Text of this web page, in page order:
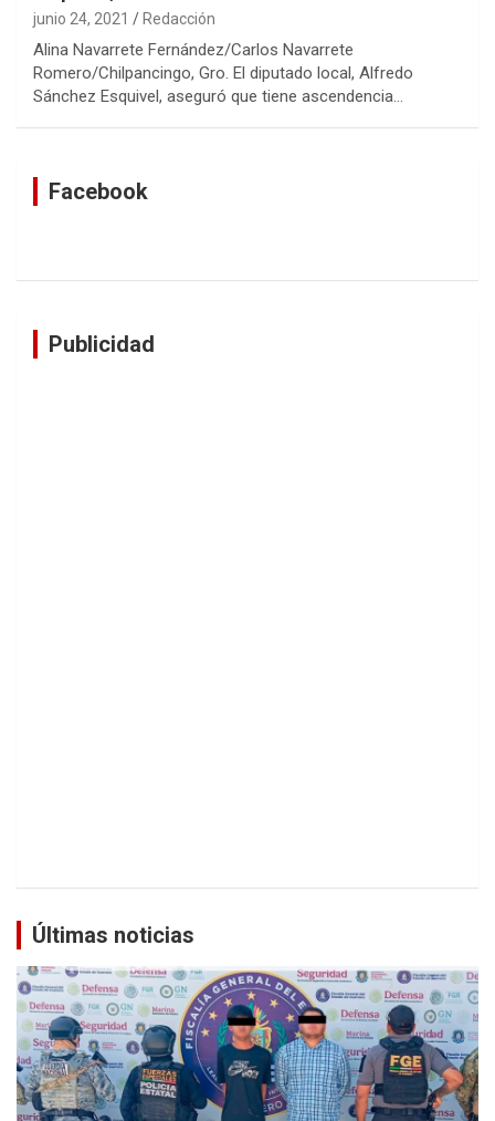
junio 24, 2021 Redacción
Alina Navarrete Fernández/Carlos Navarrete
Romero/Chilpancingo, Gro. El diputado local, Alfredo
Sánchez Esquivel, aseguró que tiene ascendencia…
Facebook
Publicidad
Últimas noticias